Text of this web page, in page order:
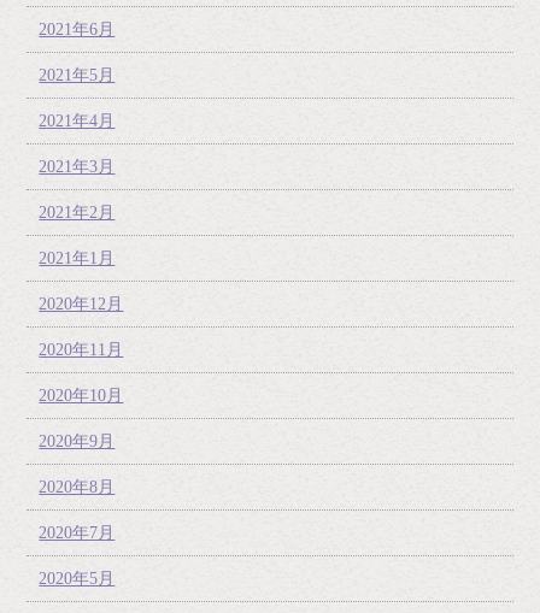
2021年6月
2021年5月
2021年4月
2021年3月
2021年2月
2021年1月
2020年12月
2020年11月
2020年10月
2020年9月
2020年8月
2020年7月
2020年5月